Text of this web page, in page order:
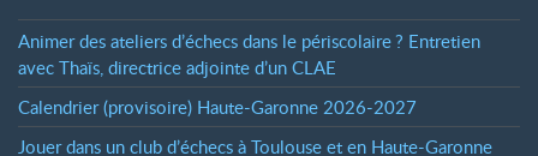
Animer des ateliers d’échecs dans le périscolaire ? Entretien
avec Thaïs, directrice adjointe d’un CLAE
Calendrier (provisoire) Haute-Garonne 2026-2027
Jouer dans un club d’échecs à Toulouse et en Haute-Garonne